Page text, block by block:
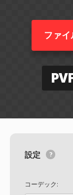
ファ
設定
コーデック: